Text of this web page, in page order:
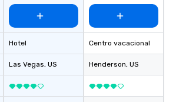
Hotel
Las Vegas, US
Centro vacacional
Henderson, US